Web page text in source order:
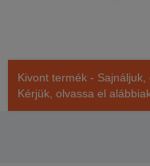
Kivont termék -
Kérjük, olvassa el